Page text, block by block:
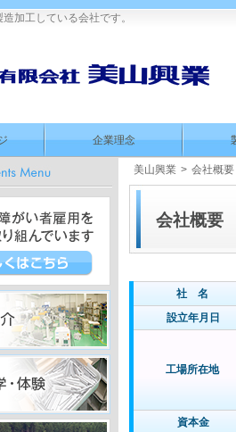
加工している会社です。
企業理念
美山興業 > 会社概要
会社概要
社 名
設立年月日
工場所在地
資本金